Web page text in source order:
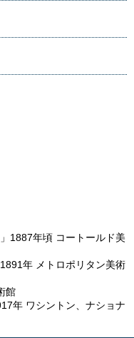
1887年頃 コートールド美
年 メトロポリタン美術
館
年 ワシントン、ナショナ